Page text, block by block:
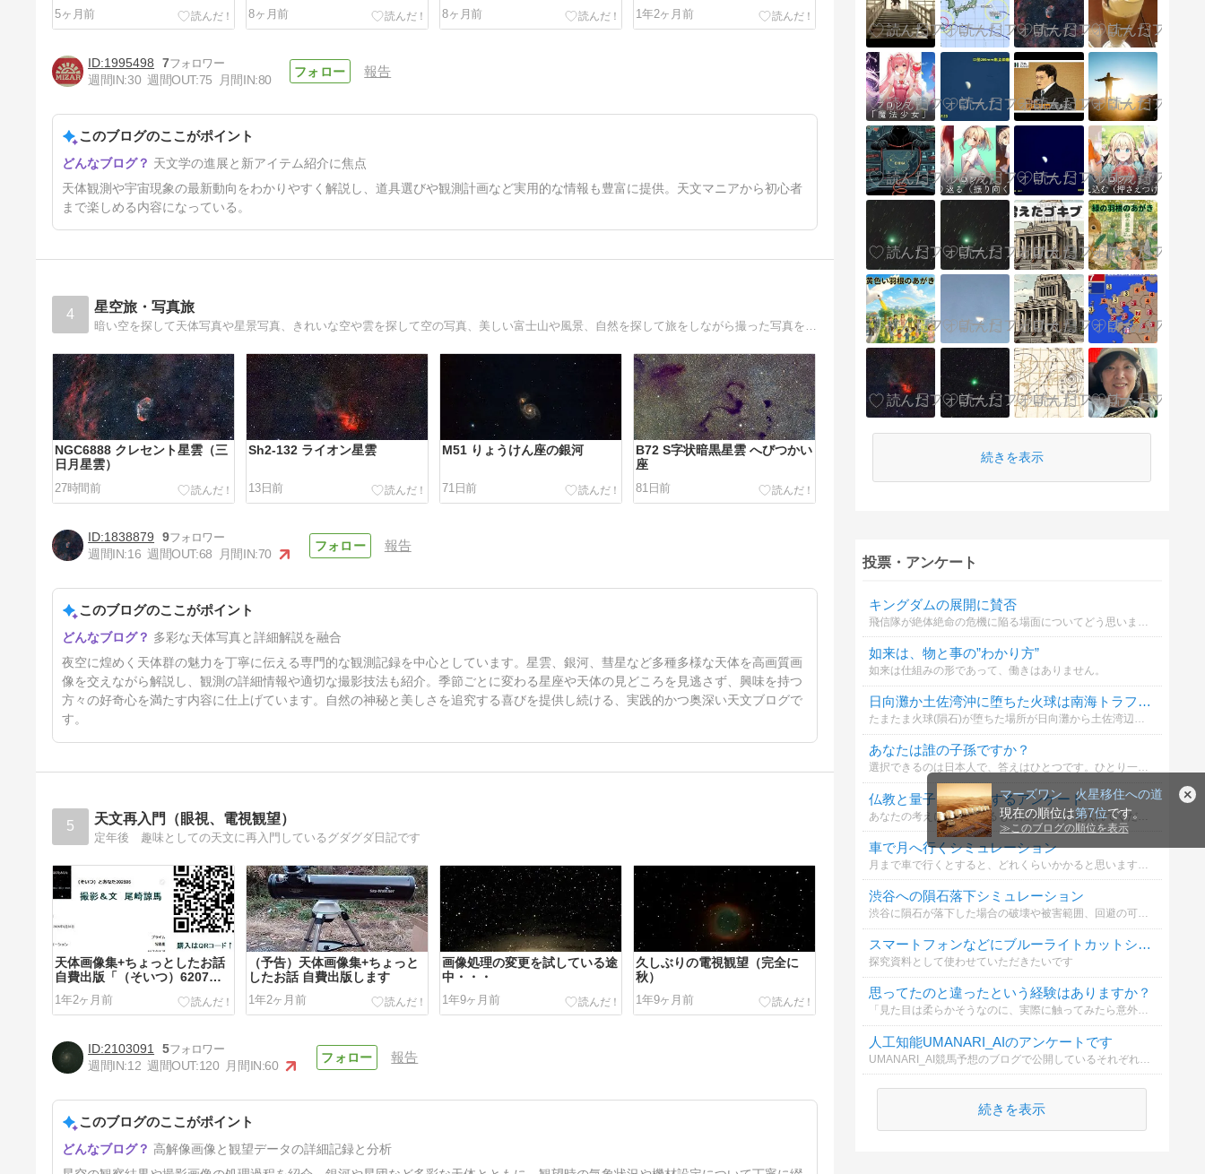
マーズワン 火星移住への道
現在の順位は第7位です。
≫ このブログの順位を表示
5ヶ月前
8ヶ月前
8ヶ月前
1年2ヶ月前
なぜ星雲は大口径でハッキリ見
えてくるのか？
1年6ヶ月前
1995498
7
週間IN:30 週間OUT:75 月間IN:80
報告
このブログのここがポイント
天文学の進展と新アイテム紹介に焦点
天体観測や宇宙現象の最新動向をわかりやすく解説し、道具選びや観測計画など実用的な情報も豊富に提供。天文マニアから初心者
まで楽しめる内容になっている。
4 星空旅・写真旅
NGC6888 クレセント星雲（三
日月星雲）
27時間前
Sh2-132 ライオン星雲
13日前
M51 りょうけん座の銀河
71日前
B72 S字状暗黒星雲 へびつかい
座
81日前
M4 球状星団・アンタレス付近
3ヶ月前
1838879
9
週間IN:16 週間OUT:68 月間IN:70
報告
このブログのここがポイント
多彩な天体写真と詳細解説を融合
夜空に煌めく天体群の魅力を丁寧に伝える専門的な観測記録を中心としています。星雲、銀河、彗星など多種多様な天体を高画質画
像を交えながら解説し、観測の詳細情報や適切な撮影技法も紹介。季節ごとに変わる星座や天体の見どころを見逃さず、興味を持つ
方々の好奇心を満たす内容に仕上げています。自然の神秘と美しさを追究する喜びを提供し続ける、実践的かつ奥深い天文ブログで
す。
5 天文再入門（眼視、電視観望）
定年後 趣味としての天文に再入門しているグダグダ日記です
天体画像集+ちょっとしたお話
自費出版「（そいつ）6207と
あなた」
1年2ヶ月前
（予告）天体画像集+ちょっと
したお話 自費出版します
1年2ヶ月前
画像処理の変更を試している途
中・・・
1年9ヶ月前
久しぶりの電視観望（完全に
秋）
1年9ヶ月前
処理後ブログ用縮小画像
500x500（11）pixel等倍
2103091
5
週間IN:12 週間OUT:120 月間IN:60
報告
このブログのここがポイント
高解像画像と観望データの詳細記録と分析
続きを表示
投票・アンケート
キングダムの展開に賛否
飛信隊が絶体絶命の危機に陥る場面についてどう思いますか？
如来は、物と事の”わかり方”
如来は仕組みの形であって、働きはありません。
日向灘か土佐湾沖に堕ちた火球は南海トラフ地震に関係あると思う？
たまたま火球(隕石)が堕ちた場所が日向灘から土佐湾辺りって南海トラフ地震の起点みたいな場所やから、妙に妄想膨らませて関連付けしてしまう訳。 絶対関係ないけど、オカルト的に関係あると思う？
あなたは誰の子孫ですか？
選択できるのは日本人で、答えはひとつです。ひとり一回だけチェックを入れてください。あなたは日本人ですか？ならば誰の子孫ですか？
仏教と量子力学に関するアンケート
車で月へ行くシミュレーション
月まで車で行くとすると、どれくらいかかると思いますか？
渋谷への隕石落下シミュレーション
渋谷に隕石が落下した場合の破壊や被害範囲、回避の可能性を考えます。
スマートフォンなどにブルーライトカットシールを使用していますか？
探究資料として使わせていただきたいです
思ってたのと違ったという経験はありますか？
「見た目は柔らかそうなのに、実際に触ってみたら意外と硬かった」というような、「思っていたのと違った」経験があったら教えて下さい。
人工知能UMANARI_AIのアンケートです
続きを表示